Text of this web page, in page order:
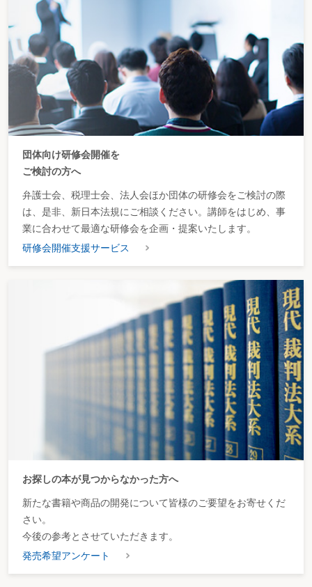
団体向け研修会開催を
ご検討の方へ
弁護士会、税理士会、法人会ほか団体の研修会をご検討の際
は、是非、新日本法規にご相談ください。講師をはじめ、事
業に合わせて最適な研修会を企画・提案いたします。
研修会開催支援サービス
お探しの本が見つからなかった方へ
新たな書籍や商品の開発について皆様のご要望をお寄せくだ
さい。
今後の参考とさせていただきます。
発売希望アンケート